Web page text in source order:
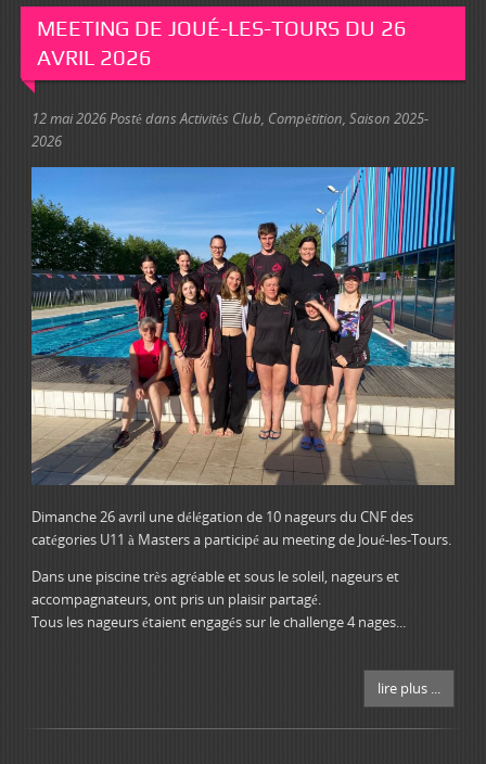
MEETING DE JOUÉ-LES-TOURS DU 26
AVRIL 2026
12 mai 2026Posté dansActivités Club, Compétition, Saison 2025-
2026
Dimanche 26 avril une délégation de 10 nageurs du CNF des
catégories U11 à Masters a participé au meeting de Joué-les-Tours.
Dans une piscine très agréable et sous le soleil, nageurs et
accompagnateurs, ont pris un plaisir partagé.
Tous les nageurs étaient engagés sur le challenge 4 nages...
lire plus ...